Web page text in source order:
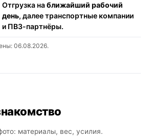
Отгрузка наближайший рабочий
день, далее транспортные компании
и ПВЗ-партнёры.
06.08.2026.
материалы, вес, усилия.